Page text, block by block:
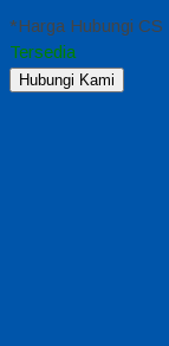
*Harga Hubungi CS
Tersedia
Hubungi Kami